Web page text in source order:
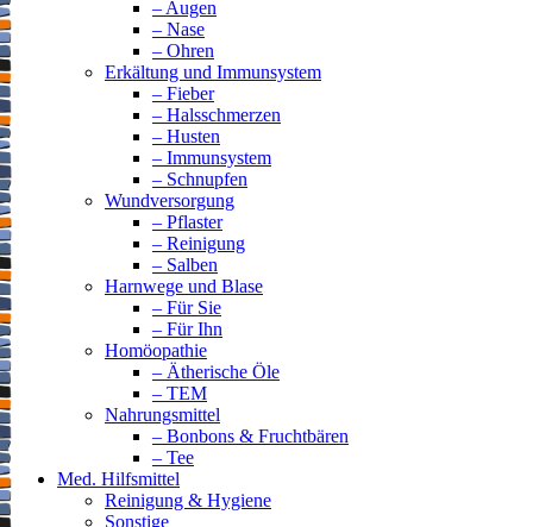
– Augen
– Nase
– Ohren
Erkältung und Immunsystem
– Fieber
– Halsschmerzen
– Husten
– Immunsystem
– Schnupfen
Wundversorgung
– Pflaster
– Reinigung
– Salben
Harnwege und Blase
– Für Sie
– Für Ihn
Homöopathie
– Ätherische Öle
– TEM
Nahrungsmittel
– Bonbons & Fruchtbären
– Tee
Med. Hilfsmittel
Reinigung & Hygiene
Sonstige